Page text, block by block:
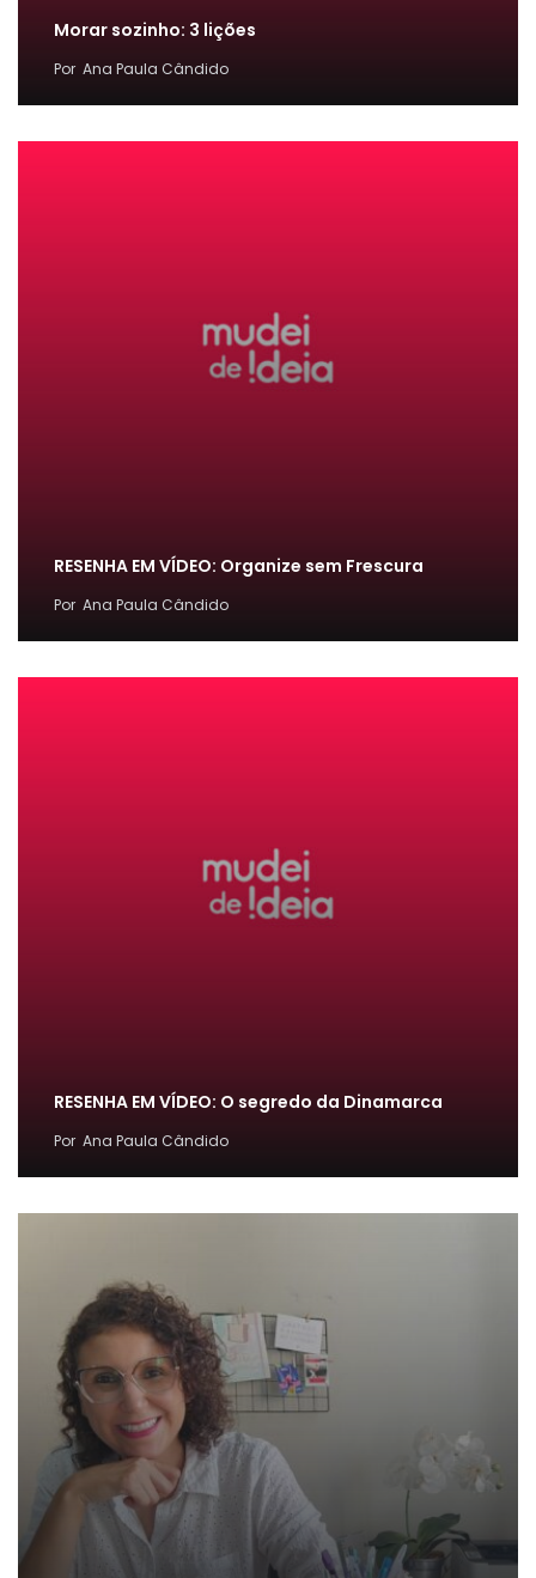
Morar sozinho: 3 lições
Por Ana Paula Cândido
RESENHA EM VÍDEO: Organize sem Frescura
Por Ana Paula Cândido
RESENHA EM VÍDEO: O segredo da Dinamarca
Por Ana Paula Cândido